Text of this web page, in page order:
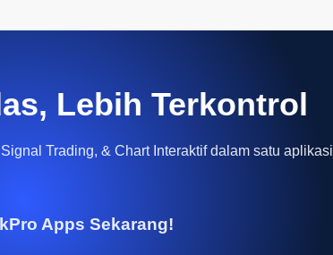
Lebih Terkontrol
Trading, & Chart Interaktif dalam satu aplikasi
Apps Sekarang!